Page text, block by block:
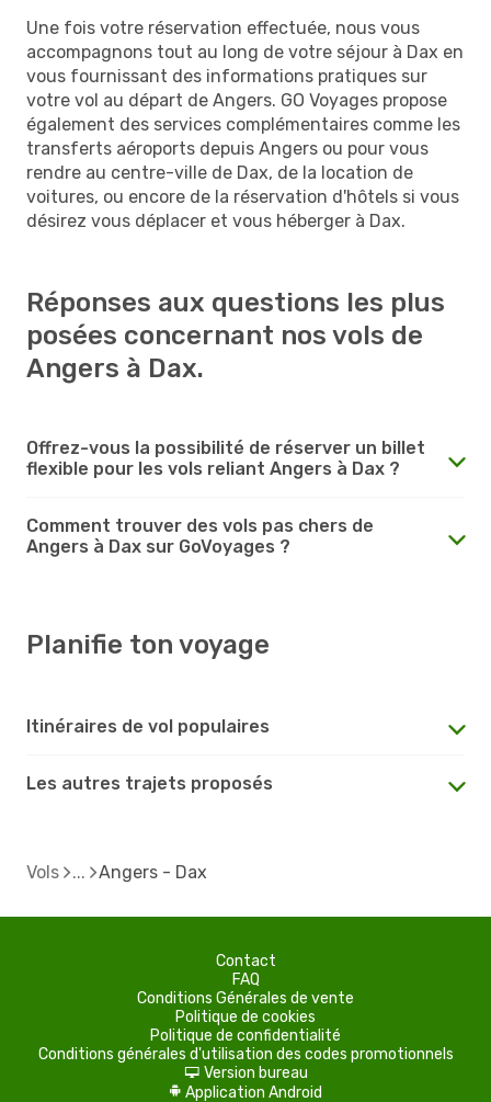
Une fois votre réservation effectuée, nous vous
accompagnons tout au long de votre séjour à Dax en
vous fournissant des informations pratiques sur
votre vol au départ de Angers. GO Voyages propose
également des services complémentaires comme les
transferts aéroports depuis Angers ou pour vous
rendre au centre-ville de Dax, de la location de
voitures, ou encore de la réservation d'hôtels si vous
désirez vous déplacer et vous héberger à Dax.
Réponses aux questions les plus
posées concernant nos vols de
Angers à Dax.
Offrez-vous la possibilité de réserver un billet
flexible pour les vols reliant Angers à Dax ?
Comment trouver des vols pas chers de
Angers à Dax sur GoVoyages ?
Planifie ton voyage
Itinéraires de vol populaires
Les autres trajets proposés
Vols Angers - Dax
Contact
FAQ
Conditions Générales de vente
Politique de cookies
Politique de confidentialité
Conditions générales d'utilisation des codes promotionnels
d Version bureau
A Application Android